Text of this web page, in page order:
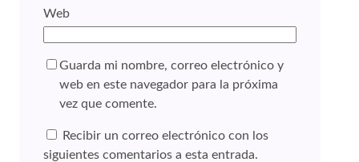
Web
Guarda mi nombre, correo electrónico y
web en este navegador para la próxima
vez que comente.
Recibir un correo electrónico con los
siguientes comentarios a esta entrada.